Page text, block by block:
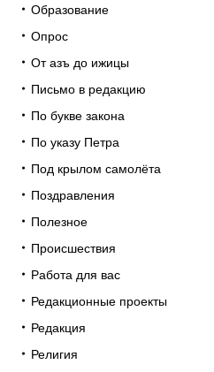
Образование
Опрос
От азъ до ижицы
Письмо в редакцию
По букве закона
По указу Петра
Под крылом самолёта
Поздравления
Полезное
Происшествия
Работа для вас
Редакционные проекты
Редакция
Религия